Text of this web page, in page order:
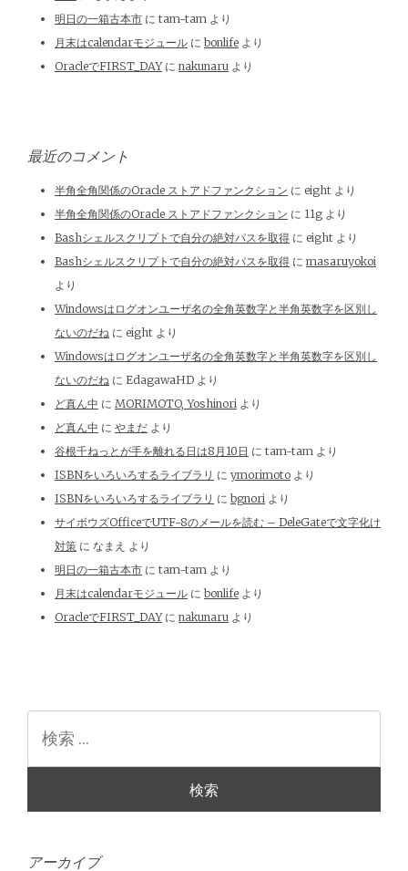
明日の一箱古本市 に tam-tam より
月末はcalendarモジュール に bonlife より
OracleでFIRST_DAYに nakunaru より
最近のコメント
半角全角関係のOracle ストアドファンクション に eight より
半角全角関係のOracle ストアドファンクション に 11g より
Bashシェルスクリプトで自分の絶対パスを取得 に eight より
Bashシェルスクリプトで自分の絶対パスを取得 に masaruyokoi
より
Windowsはログオンユーザ名の全角英数字と半角英数字を区別し
ないのだね に eight より
Windowsはログオンユーザ名の全角英数字と半角英数字を区別し
ないのだね に EdagawaHD より
ど真ん中 に MORIMOTO, Yoshinori より
ど真ん中 に やまだ より
谷根千ねっとが手を離れる日は8月10日 に tam-tam より
ISBNをいろいろするライブラリ に ymorimoto より
ISBNをいろいろするライブラリ に bgnori より
サイボウズOfficeでUTF-8のメールを読む – DeleGateで文字化け
対策 に なまえ より
明日の一箱古本市 に tam-tam より
月末はcalendarモジュール に bonlife より
OracleでFIRST_DAYに nakunaru より
アーカイブ